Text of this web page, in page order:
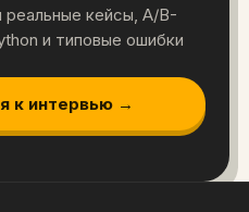
реальные кейсы, A/B-
и типовые ошибки
к интервью →